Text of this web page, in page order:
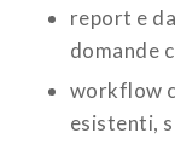
report e
domande
workflow
esistenti,